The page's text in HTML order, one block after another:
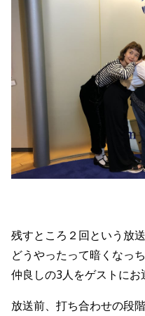
残すところ２回という放
どうやったって暗くなっ
仲良しの3人をゲストにお
放送前、打ち合わせの段